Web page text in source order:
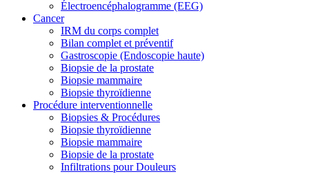
Électroencéphalogramme (EEG)
Cancer
IRM du corps complet
Bilan complet et préventif
Gastroscopie (Endoscopie haute)
Biopsie de la prostate
Biopsie mammaire
Biopsie thyroïdienne
Procédure interventionnelle
Biopsies & Procédures
Biopsie thyroïdienne
Biopsie mammaire
Biopsie de la prostate
Infiltrations pour Douleurs